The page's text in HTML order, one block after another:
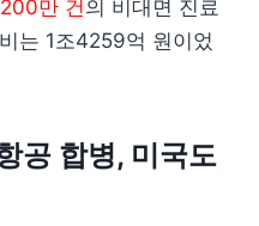
만 건의 비대면 진료
는 1조4259억 원이었
공 합병, 미국도